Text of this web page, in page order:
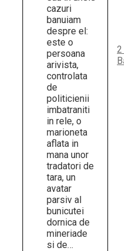
cazuri
banuiam
despre el:
este o
persoana
arivista,
controlata
de
politicienii
imbatraniti
in rele, o
marioneta
aflata in
mana unor
tradatori de
tara, un
avatar
parsiv al
bunicutei
dornica de
mineriade
si de…
2